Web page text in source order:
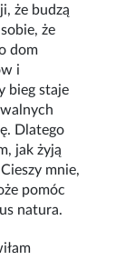
że budzą
że
dom
i
bieg staje
Dlatego
jak żyją
mnie,
pomóc
natura.